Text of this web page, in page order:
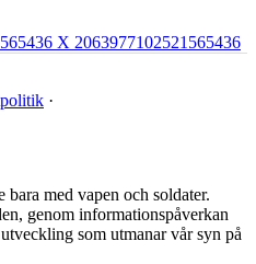
X 2063977102521565436
·
med vapen och soldater.
genom informationspåverkan
som utmanar vår syn på